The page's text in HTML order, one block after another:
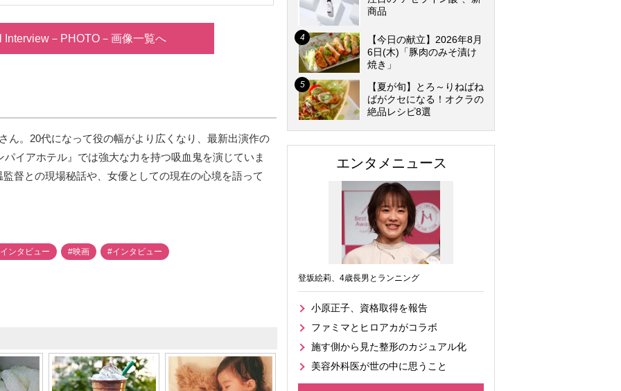
Interview－PHOTO－画像一覧へ
ん。20代になって役の幅がより広くなり、最新出演作の
イアホテル』では強大な力を持つ吸血鬼を演じていま
督との現場秘話や、女優としての現在の心境を語って
ンタビュー #映画 #インタビュー
商品
【今日の献立】2026年8月
6日(木)「豚肉のみそ漬け
焼き」
【夏が旬】とろ～りねばね
ばがクセになる！オクラの
絶品レシピ8選
エンタメニュース
登坂絵莉、4歳長男とランニング
小原正子、資格取得を報告
ファミマとヒロアカがコラボ
施す側から見た整形のカジュアル化
美容外科医が世の中に思うこと